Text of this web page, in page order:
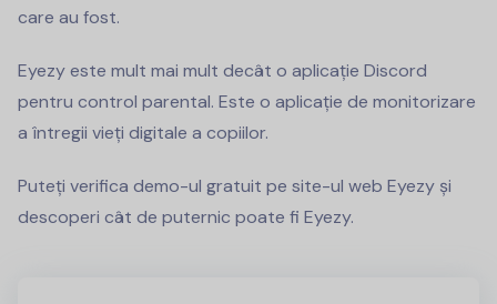
care au fost.
Eyezy este mult mai mult decât o aplicație Discord
pentru control parental. Este o aplicație de monitorizare
a întregii vieți digitale a copiilor.
Puteți verifica demo-ul gratuit pe site-ul web Eyezy și
descoperi cât de puternic poate fi Eyezy.